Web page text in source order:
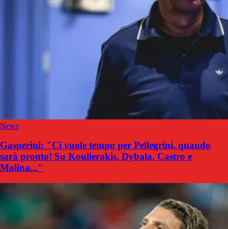
News
Gasperini: "Ci vuole tempo per Pellegrini, quando
sarà pronto! Su Koulierakis, Dybala, Castro e
Molina..."